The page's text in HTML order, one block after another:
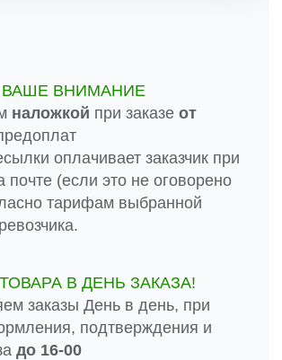
ВНИМАНИЕ
наложкой при заказе от
оплачивает заказчик при
почте (если это не оговорено
тарифам выбранной
В ДЕНЬ ЗАКАЗА!
заказы День в день, при
подтверждения и
до 16-00